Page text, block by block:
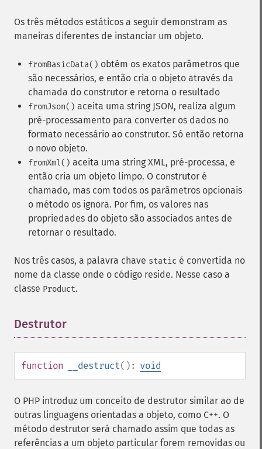
Os três métodos estáticos a seguir demonstram as
maneiras diferentes de instanciar um objeto.
fromBasicData() obtém os exatos parâmetros que
são necessários, e então cria o objeto através da
chamada do construtor e retorna o resultado
fromJson() aceita uma string JSON, realiza algum
pré-processamento para converter os dados no
formato necessário ao construtor. Só então retorna
o novo objeto.
fromXml() aceita uma string XML, pré-processa, e
então cria um objeto limpo. O construtor é
chamado, mas com todos os parâmetros opcionais
o método os ignora. Por fim, os valores nas
propriedades do objeto são associados antes de
retornar o resultado.
Nos três casos, a palavra chave static é convertida no
nome da classe onde o código reside. Nesse caso a
classe Product.
Destrutor
function __destruct(): void
O PHP introduz um conceito de destrutor similar ao de
outras linguagens orientadas a objeto, como C++. O
método destrutor será chamado assim que todas as
referências a um objeto particular forem removidas ou